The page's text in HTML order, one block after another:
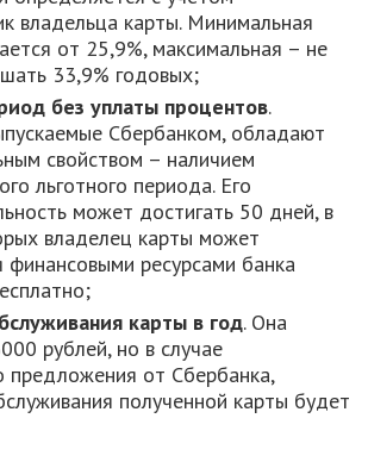
владельца карты. Минимальная
от 25,9%, максимальная – не
33,9% годовых;
без уплаты процентов.
Сбербанком, обладают
свойством – наличием
льготного периода. Его
может достигать 50 дней, в
владелец карты может
финансовыми ресурсами банка
карты в год. Она
рублей, но в случае
предложения от Сбербанка,
полученной карты будет